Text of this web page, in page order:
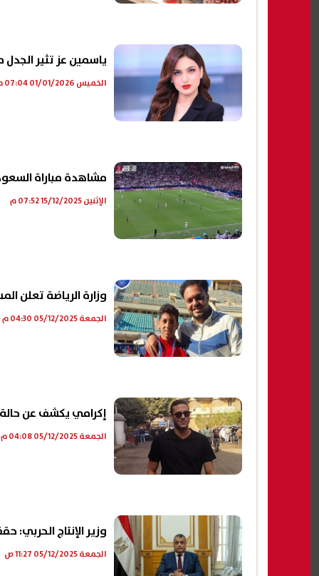
ياسمين عز تثير
الخميس 01/01/2026 07:04 م
مشاهدة مباراة
الإثنين 15/12/2025 07:52 م
وزارة الرياضة تعلن
الجمعة 05/12/2025 04:30 م
إكرامي يكشف عن
الجمعة 05/12/2025 04:08 م
وزير الإنتاج الحربي: حققنا أرباحا في
الجمعة 05/12/2025 11:27 ص